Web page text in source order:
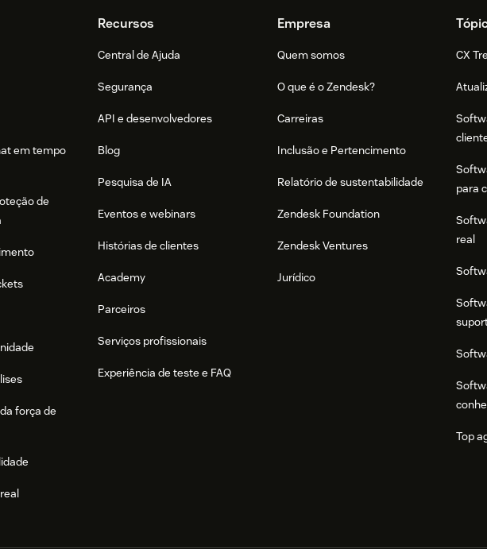
em tempo
de
força de
Recursos
Central de Ajuda
Segurança
API e desenvolvedores
Blog
Pesquisa de IA
Eventos e webinars
Histórias de clientes
Academy
Parceiros
Serviços profissionais
Experiência de teste e FAQ
Empresa
Quem somos
O que é o Zendesk?
Carreiras
Inclusão e Pertencimento
Relatório de sustentabilidade
Zendesk Foundation
Zendesk Ventures
Jurídico
CX
para
real
Top